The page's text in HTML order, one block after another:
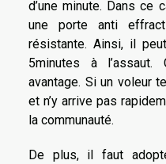
d’une minute. Dans ce
une porte anti
résistante. Ainsi, il
5minutes à
avantage. Si un voleur
et n’y arrive pas
la communauté.
De plus, il faut